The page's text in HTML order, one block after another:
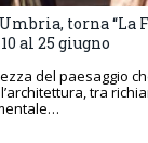
torna “La
al 25 giugno
del paesaggio
tra